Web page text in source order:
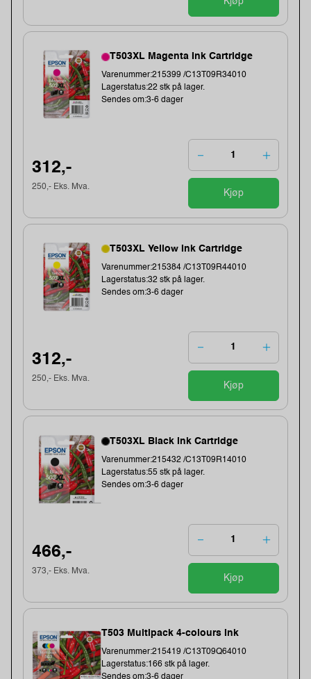
T503XL Magenta Ink Cartridge
Varenummer:215399 /C13T09R34010
Lagerstatus:22 stk på lager.
Sendes om:3-6 dager
312,-
250,- Eks. Mva.
Kjøp
T503XL Yellow Ink Cartridge
Varenummer:215384 /C13T09R44010
Lagerstatus:32 stk på lager.
Sendes om:3-6 dager
312,-
250,- Eks. Mva.
Kjøp
T503XL Black Ink Cartridge
Varenummer:215432 /C13T09R14010
Lagerstatus:55 stk på lager.
Sendes om:3-6 dager
466,-
373,- Eks. Mva.
Kjøp
T503 Multipack 4-colours Ink
Varenummer:215419 /C13T09Q64010
Lagerstatus:166 stk på lager.
Sendes om:3-6 dager